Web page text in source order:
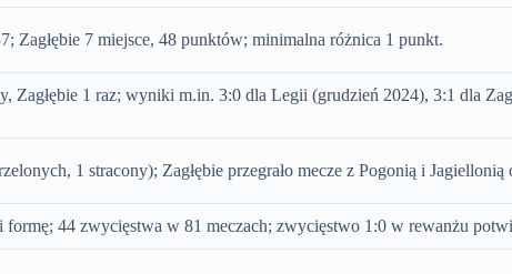
Zagłębie 7 miejsce, 48 punktów; minimalna różnica 1 punkt.
Zagłębie 1 raz; wyniki m.in. 3:0 dla Legii (grudzień 2024), 3:1 dla
1 stracony); Zagłębie przegrało mecze z Pogonią i Jagiellonią
44 zwycięstwa w 81 meczach; zwycięstwo 1:0 w rewanżu